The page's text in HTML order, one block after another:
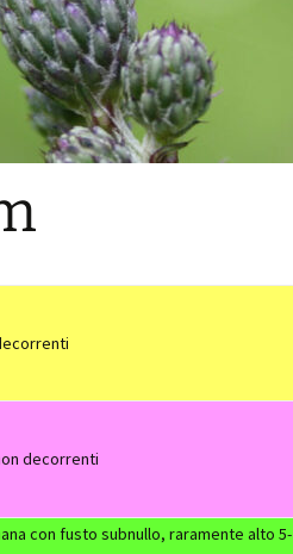
decorrenti
con fusto subnullo, raramente alto 5-